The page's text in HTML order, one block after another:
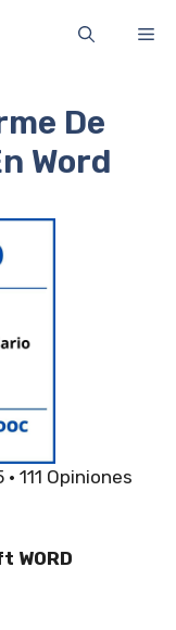
De
Word
· 111 Opiniones
WORD